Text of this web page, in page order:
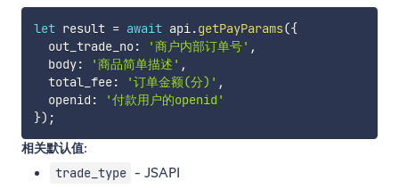
let result = await api.getPayParams({
  out_trade_no
: '商户内部订单号' ,
  body
: '商品简单描述' ,
  total_fee
: '订单金额(分)' ,
  openid
:
'付款用户的openid'
}) ;
相关默认值:
trade_type - JSAPI